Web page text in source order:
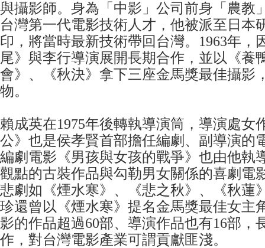
與攝影師。身為「中影」公司前身「農教
台灣第一代電影技術人才，他被派至日本
印，將當時最新技術帶回台灣。1963年，
尾》與李行導演展開長期合作，並以《養
會》、《秋決》拿下三座金馬獎最佳攝影
物。
賴成英在1975年後轉執導演筒，導演處女
公》也是侯孝賢首部擔任編劇、副導演的
編劇電影《男孩與女孩的戰爭》也由他執
觀點的古裝作品與勾勒男女關係的喜劇電
悲劇如《煙水寒》、《悲之秋》、《秋蓮
珍還曾以《煙水寒》提名金馬獎最佳女主
影的作品超過60部、導演作品也有16部，
作，對台灣電影產業可謂貢獻匪淺。